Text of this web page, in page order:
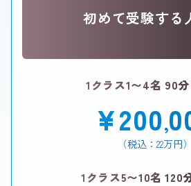
初めて受験する
1クラス1〜4名 90
¥200,
（税込：22万円）
1クラス5〜10名 120